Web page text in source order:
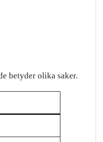
betyder olika saker.